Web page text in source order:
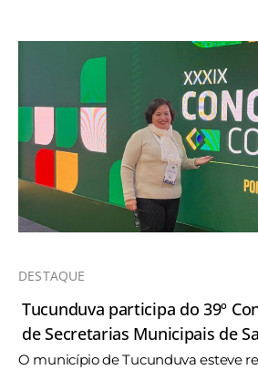
DESTAQUE
Tucunduva participa do 39º
de Secretarias Municipais de
O município de Tucunduva esteve